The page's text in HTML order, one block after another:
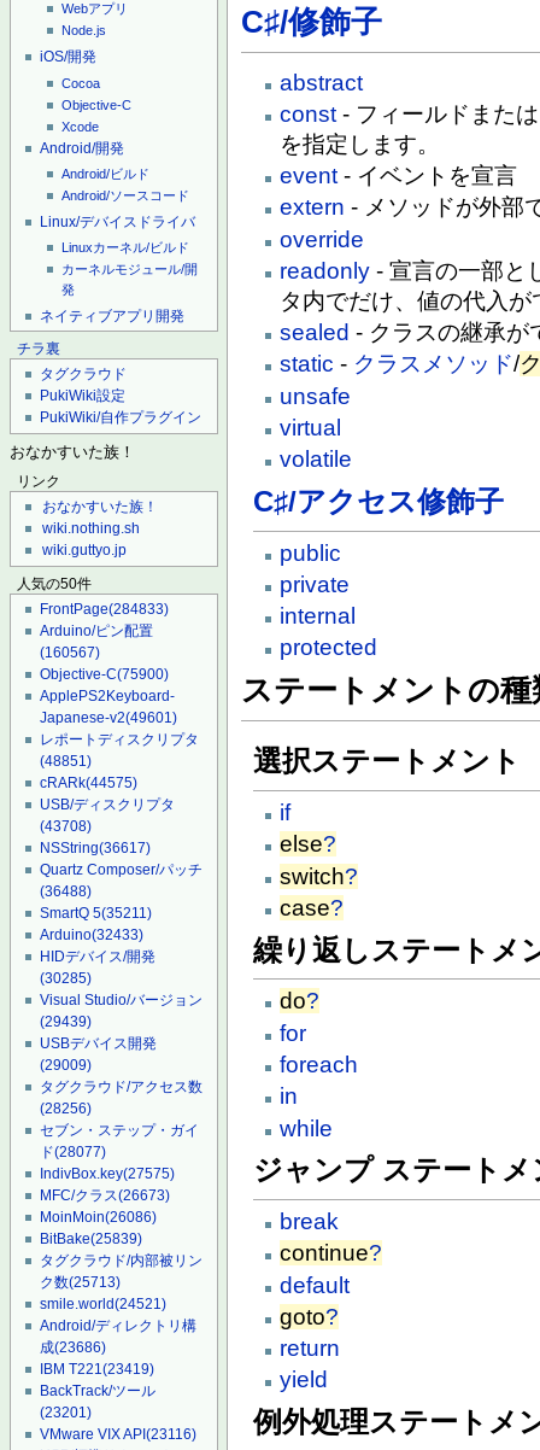
Webアプリ
Node.js
iOS/開発
Cocoa
Objective-C
Xcode
Android/開発
Android/ビルド
Android/ソースコード
Linux/デバイスドライバ
Linuxカーネル/ビルド
カーネルモジュール/開
発
ネイティブアプリ開発
チラ裏
タグクラウド
PukiWiki設定
PukiWiki/自作プラグイン
おなかすいた族！
リンク
おなかすいた族！
wiki.nothing.sh
wiki.guttyo.jp
人気の50件
FrontPage(284833)
Arduino/ピン配置
(160567)
Objective-C(75900)
ApplePS2Keyboard-
Japanese-v2(49601)
レポートディスクリプタ
(48851)
cRARk(44575)
USB/ディスクリプタ
(43708)
NSString(36617)
Quartz Composer/パッチ
(36488)
SmartQ 5(35211)
Arduino(32433)
HIDデバイス/開発
(30285)
Visual Studio/バージョン
(29439)
USBデバイス開発
(29009)
タグクラウド/アクセス数
(28256)
セブン・ステップ・ガイ
ド(28077)
IndivBox.key(27575)
MFC/クラス(26673)
MoinMoin(26086)
BitBake(25839)
タグクラウド/内部被リン
ク数(25713)
smile.world(24521)
Android/ディレクトリ構
成(23686)
IBM T221(23419)
BackTrack/ツール
(23201)
VMware VIX API(23116)
C♯/修飾子
abstract
const - フィールドまた
を指定します。
event - イベントを宣言
extern - メソッドが外部
override
readonly - 宣言の一部と
タ内でだけ、値の代入が
sealed - クラスの継承が
static - クラスメソッド/
unsafe
virtual
volatile
C♯/アクセス修飾子
public
private
internal
protected
ステートメントの種
選択ステートメント
if
else?
switch?
case?
繰り返しステートメ
do?
for
foreach
in
while
ジャンプ ステートメ
break
continue?
default
goto?
return
yield
例外処理ステートメ